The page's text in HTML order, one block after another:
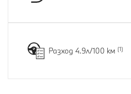
Разход 4.9л/100 км